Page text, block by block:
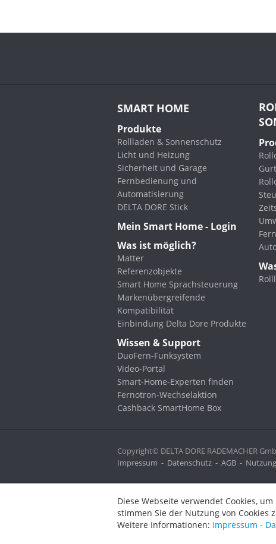
SMART HOME
Produkte
Rollladen & Sonnenschutz
Licht und Heizung
Sicherheit und Garage
Fernbedienung und
Automatisierung
DELTA DORE Stick
Mein Smart Home - Login
Was ist möglich?
Matter
Referenzobjekte
Smart Home Sprachsteuerung
Markenübergreifende
Kompatibilität
Einbindung Delta Dore Produkte
Wissen & Support
DuoFern-Funksystem
Video-Portal
Smart-Home-Experten finden
Fernotron-Wechselaktion
Cashback SmartHome Box
Copyright© DELTA DORE RADEMACHER
Impressum - Datenschutz - AGB -
Diese Webseite verwendet Cookies,
stimmen Sie der Nutzung von Cookies
Weitere Informationen: Impressum -
Diese Webseite verwendet Cookies, um bestimmte Funktionen
stimmen Sie der Nutzung von Cookies zu.
Impressum-Datenschutz- AGB